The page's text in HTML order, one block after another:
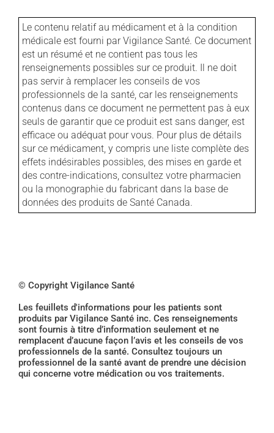
Le contenu relatif au médicament et à la condition
médicale est fourni par Vigilance Santé. Ce document
est un résumé et ne contient pas tous les
renseignements possibles sur ce produit. Il ne doit
pas servir à remplacer les conseils de vos
professionnels de la santé, car les renseignements
contenus dans ce document ne permettent pas à eux
seuls de garantir que ce produit est sans danger, est
efficace ou adéquat pour vous. Pour plus de détails
sur ce médicament, y compris une liste complète des
effets indésirables possibles, des mises en garde et
des contre-indications, consultez votre pharmacien
ou la monographie du fabricant dans la base de
données des produits de Santé Canada.
© Copyright Vigilance Santé
Les feuillets d'informations pour les patients sont
produits par Vigilance Santé inc. Ces renseignements
sont fournis à titre d’information seulement et ne
remplacent d’aucune façon l’avis et les conseils de vos
professionnels de la santé. Consultez toujours un
professionnel de la santé avant de prendre une décision
qui concerne votre médication ou vos traitements.